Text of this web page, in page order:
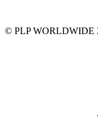
© PLP WORLDWIDE